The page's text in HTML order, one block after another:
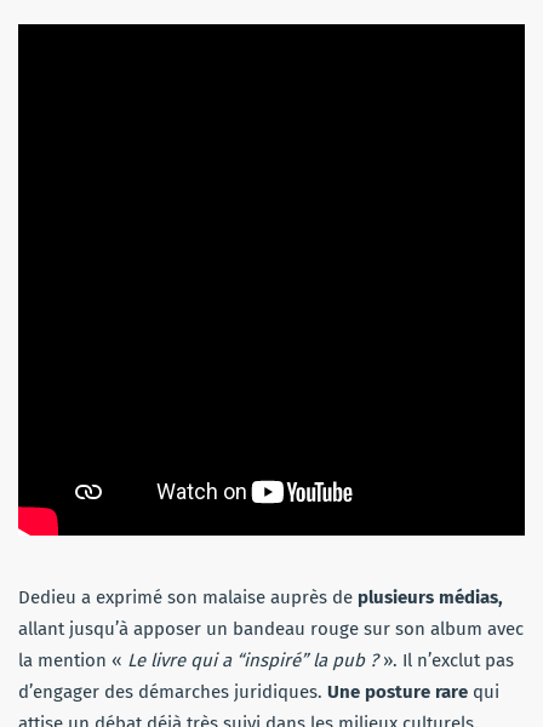
Dedieu a exprimé son malaise auprès de plusieurs médias,
allant jusqu’à apposer un bandeau rouge sur son album avec
la mention « Le livre qui a “inspiré” la pub ?». Il n’exclut pas
d’engager des démarches juridiques. Une posture rare qui